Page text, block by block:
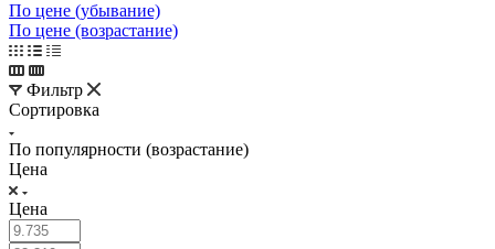
По цене (убывание)
По цене (возрастание)
Фильтр
Сортировка
По популярности (возрастание)
Цена
Цена